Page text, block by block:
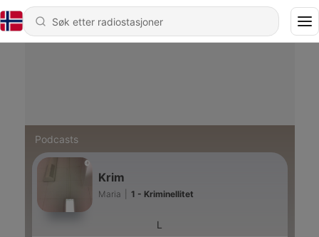
Podcasts
Krim
Maria 1 - Kriminellitet
L